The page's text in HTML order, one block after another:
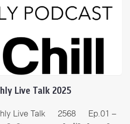
Live Talk 2025
Live Talk 2568 Ep.01 –